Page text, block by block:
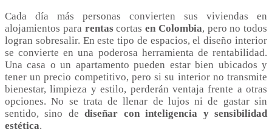
Cada día más personas convierten sus viviendas en
alojamientos para rentascortas en Colombia, pero no todos
logran sobresalir. En este tipo de espacios, el diseño interior
se convierte en una poderosa herramienta de rentabilidad.
Una casa o un apartamento pueden estar bien ubicados y
tener un precio competitivo, pero si su interior no transmite
bienestar, limpieza y estilo, perderán ventaja frente a otras
opciones. No se trata de llenar de lujos ni de gastar sin
sentido, sino dediseñar con inteligencia y sensibilidad
estética.